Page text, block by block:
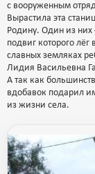
с вооруженным
Вырастила эта
Родину. Один из них
подвиг которого
славных земляках
Лидия Васильевна
А так как
вдобавок подарил
из жизни села.